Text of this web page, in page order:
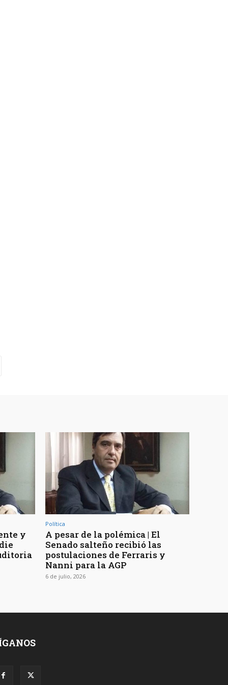
y
Política
A pesar de la polémica | El
Senado salteño recibió las
postulaciones de Ferraris y
Nanni para la AGP
6 de julio, 2026